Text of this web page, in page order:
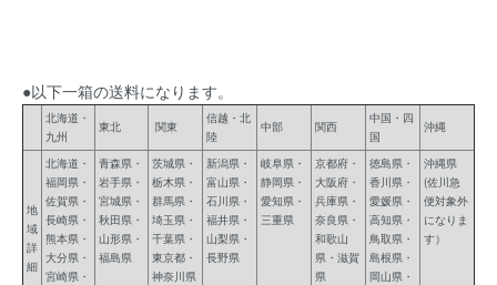
●以下一箱の送料になります。
北海道・
九州
東北 関東
信越・北
陸
中部 関西
中国・四
国
沖縄
地
域
詳
細
北海道・
福岡県・
佐賀県・
長崎県・
熊本県・
大分県・
宮崎県・
青森県・
岩手県・
宮城県・
秋田県・
山形県・
福島県
茨城県・
栃木県・
群馬県・
埼玉県・
千葉県・
東京都・
神奈川県
新潟県・
富山県・
石川県・
福井県・
山梨県・
長野県
岐阜県・
静岡県・
愛知県・
三重県
京都府・
大阪府・
兵庫県・
奈良県・
和歌山
県・滋賀
県
徳島県・
香川県・
愛媛県・
高知県・
鳥取県・
島根県・
岡山県・
沖縄県
(佐川急
便対象外
になりま
す）